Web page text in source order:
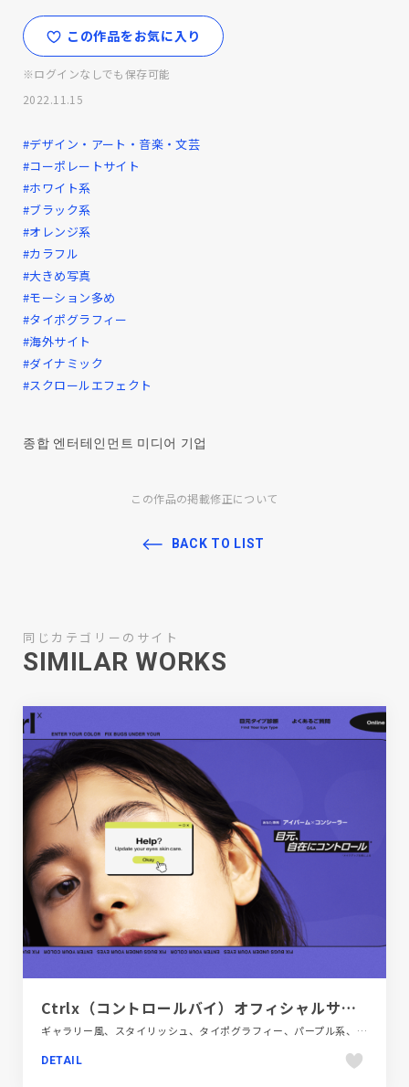
この作品をお気に入り
※ログインなしでも保存可能
2022.11.15
#デザイン・アート・音楽・文芸
#コーポレートサイト
#ホワイト系
#ブラック系
#オレンジ系
#カラフル
#大きめ写真
#モーション多め
#タイポグラフィー
#海外サイト
#ダイナミック
#スクロールエフェクト
종합 엔터테인먼트 미디어 기업
この作品の掲載修正について
BACK TO LIST
同じカテゴリーのサイト
SIMILAR WORKS
Ctrlx（コントロールバイ）オフィシャルサイト
ギャラリー風、スタイリッシュ、タイポグラフィー、パープル系、ファッション・ビューティー、ブランド・サービスサイト
DETAIL